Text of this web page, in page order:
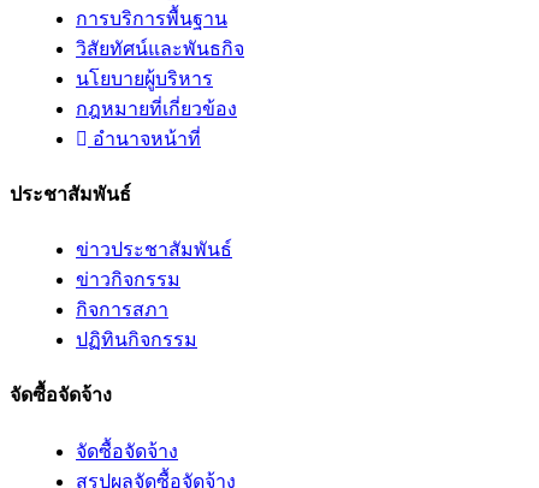
การบริการพื้นฐาน
วิสัยทัศน์และพันธกิจ
นโยบายผู้บริหาร
กฎหมายที่เกี่ยวข้อง
อํานาจหน้าที่
ประชาสัมพันธ์
ข่าวประชาสัมพันธ์
ข่าวกิจกรรม
กิจการสภา
ปฏิทินกิจกรรม
จัดซื้อจัดจ้าง
จัดซื้อจัดจ้าง
สรุปผลจัดซื้อจัดจ้าง